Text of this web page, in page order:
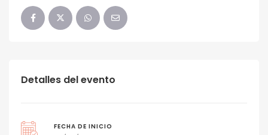
Detalles del evento
FECHA DE INICIO